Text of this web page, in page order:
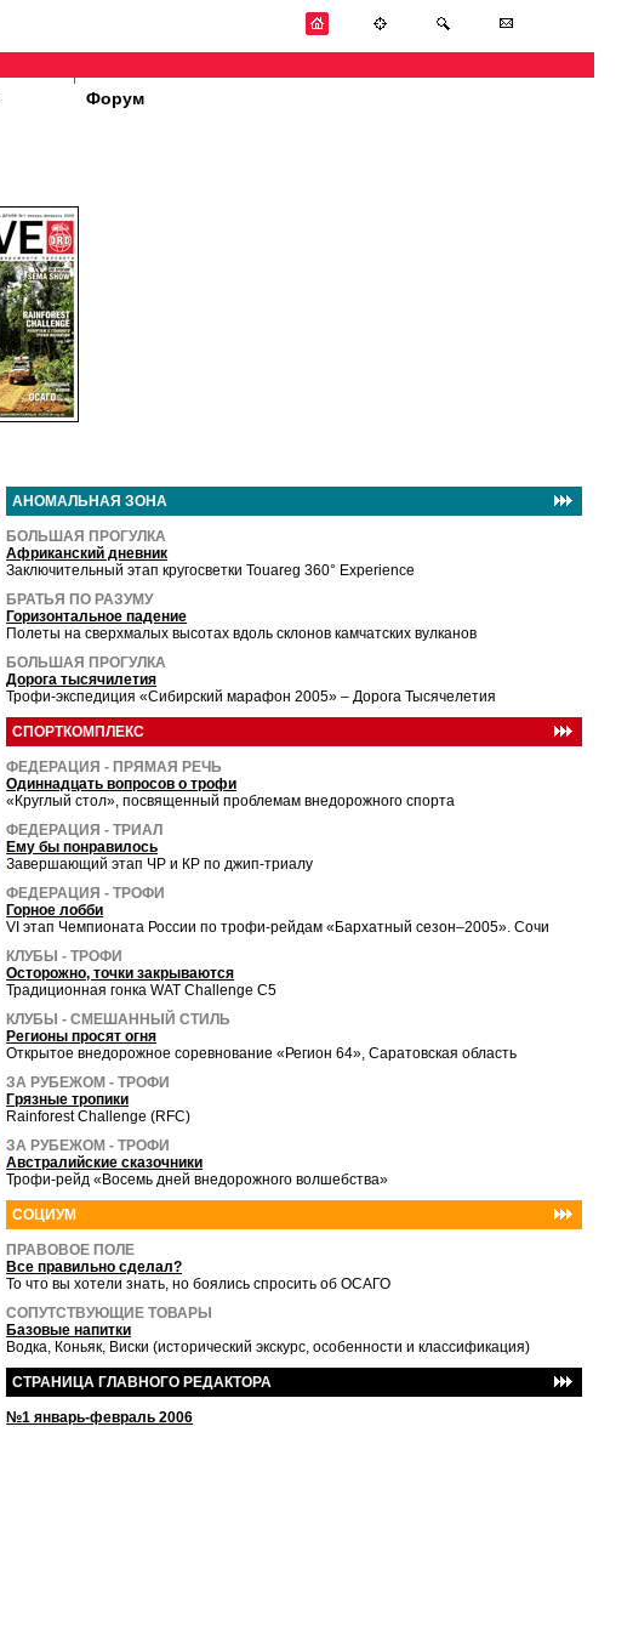
Форум
АНОМАЛЬНАЯ ЗОНА
БОЛЬШАЯ ПРОГУЛКА
Африканский дневник
Заключительный этап кругосветки Touareg 360° Experience
БРАТЬЯ ПО РАЗУМУ
Горизонтальное падение
Полеты на сверхмалых высотах вдоль склонов камчатских вулканов
БОЛЬШАЯ ПРОГУЛКА
Дорога тысячилетия
Трофи-экспедиция «Сибирский марафон 2005» – Дорога Тысячелетия
СПОРТКОМПЛЕКС
ФЕДЕРАЦИЯ - ПРЯМАЯ РЕЧЬ
Одиннадцать вопросов о трофи
«Круглый стол», посвященный проблемам внедорожного спорта
ФЕДЕРАЦИЯ - ТРИАЛ
Ему бы понравилось
Завершающий этап ЧР и КР по джип-триалу
ФЕДЕРАЦИЯ - ТРОФИ
Горное лобби
VI этап Чемпионата России по трофи-рейдам «Бархатный сезон–2005». Сочи
КЛУБЫ - ТРОФИ
Осторожно, точки закрываются
Традиционная гонка WAT Challenge C5
КЛУБЫ - СМЕШАННЫЙ СТИЛЬ
Регионы просят огня
Открытое внедорожное соревнование «Регион 64», Саратовская область
ЗА РУБЕЖОМ - ТРОФИ
Грязные тропики
Rainforest Challenge (RFC)
ЗА РУБЕЖОМ - ТРОФИ
Австралийские сказочники
Трофи-рейд «Восемь дней внедорожного волшебства»
СОЦИУМ
ПРАВОВОЕ ПОЛЕ
Все правильно сделал?
То что вы хотели знать, но боялись спросить об ОСАГО
СОПУТСТВУЮЩИЕ ТОВАРЫ
Базовые напитки
Водка, Коньяк, Виски (исторический экскурс, особенности и классификация)
СТРАНИЦА ГЛАВНОГО РЕДАКТОРА
№1 январь-февраль 2006